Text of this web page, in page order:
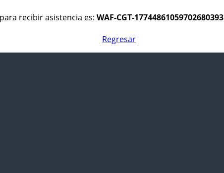
recibir asistencia es: WAF-CGT-17744861059702680393
Regresar